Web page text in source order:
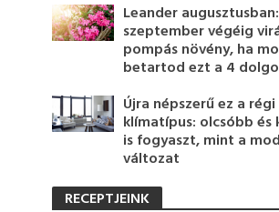
Leander augusztusban:
szeptember végéig
pompás növény, ha
betartod ezt a 4
Újra népszerű ez a régi
klímatípus: olcsóbb és
is fogyaszt, mint a
változat
RECEPTJEINK